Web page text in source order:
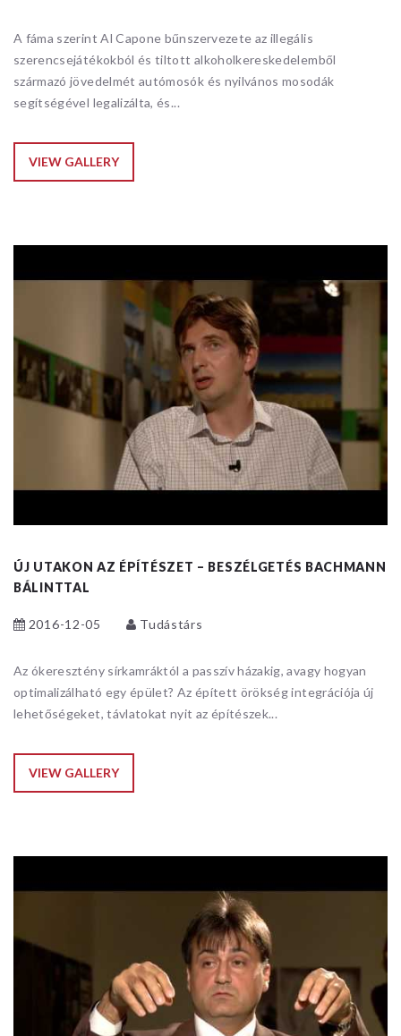
A fáma szerint Al Capone bűnszervezete az illegális
szerencsejátékokból és tiltott alkoholkereskedelemből
származó jövedelmét autómosók és nyilvános mosodák
segítségével legalizálta, és...
VIEW GALLERY
ÚJ UTAKON AZ ÉPÍTÉSZET – BESZÉLGETÉS BACHMANN
BÁLINTTAL
2016-12-05 Tudástárs
Az ókeresztény sírkamráktól a passzív házakig, avagy hogyan
optimalizálható egy épület? Az épített örökség integrációja új
lehetőségeket, távlatokat nyit az építészek...
VIEW GALLERY